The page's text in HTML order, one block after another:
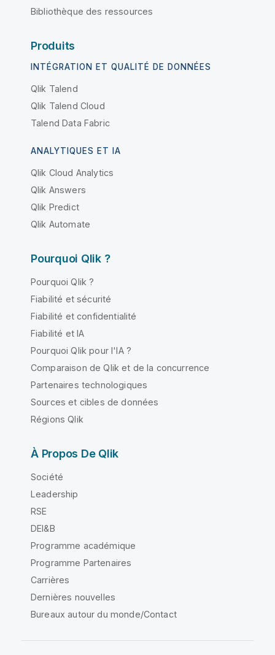
Bibliothèque des ressources
Produits
INTÉGRATION ET QUALITÉ DE DONNÉES
Qlik Talend
Qlik Talend Cloud
Talend Data Fabric
ANALYTIQUES ET IA
Qlik Cloud Analytics
Qlik Answers
Qlik Predict
Qlik Automate
Pourquoi Qlik ?
Pourquoi Qlik ?
Fiabilité et sécurité
Fiabilité et confidentialité
Fiabilité et IA
Pourquoi Qlik pour l'IA ?
Comparaison de Qlik et de la concurrence
Partenaires technologiques
Sources et cibles de données
Régions Qlik
À Propos De Qlik
Société
Leadership
RSE
DEI&B
Programme académique
Programme Partenaires
Carrières
Dernières nouvelles
Bureaux autour du monde/Contact